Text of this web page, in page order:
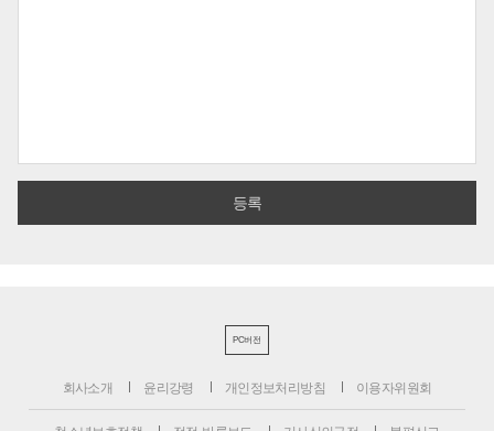
PC버전
회사소개 윤리강령 개인정보처리방침 이용자위원회